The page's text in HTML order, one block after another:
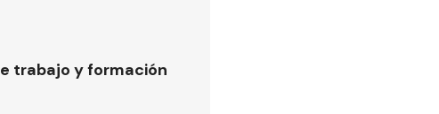
trabajo y formación